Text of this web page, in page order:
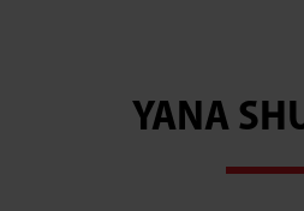
YANA